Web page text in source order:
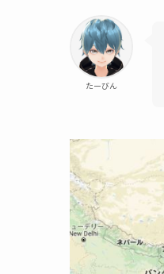
たーびん